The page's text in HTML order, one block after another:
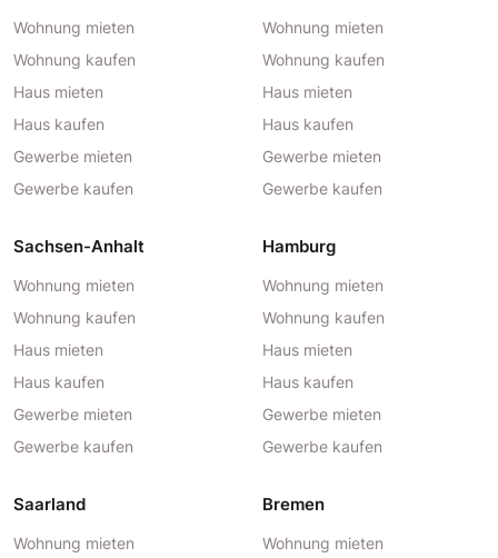
Wohnung mieten
Wohnung kaufen
Haus mieten
Haus kaufen
Gewerbe mieten
Gewerbe kaufen
Wohnung mieten
Wohnung kaufen
Haus mieten
Haus kaufen
Gewerbe mieten
Gewerbe kaufen
Sachsen-Anhalt
Wohnung mieten
Wohnung kaufen
Haus mieten
Haus kaufen
Gewerbe mieten
Gewerbe kaufen
Hamburg
Wohnung mieten
Wohnung kaufen
Haus mieten
Haus kaufen
Gewerbe mieten
Gewerbe kaufen
Saarland
Wohnung mieten
Bremen
Wohnung mieten